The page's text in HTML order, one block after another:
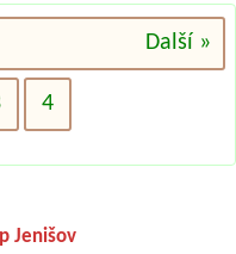
Další »
4
Jenišov